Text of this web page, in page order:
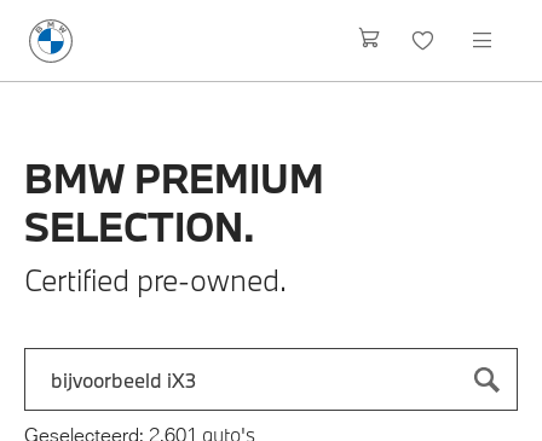
BMW PREMIUM
SELECTION.
Certified pre-owned.
Zoek naar een automodel, bijvoorbeeld 3 Serie M-Sport
Typ een automodel in en druk op enter om te zoeken
Geselecteerd: 2.601 auto's